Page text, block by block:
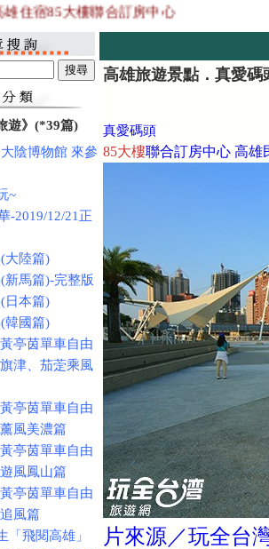
住宿85大樓聯合訂房中心
遊》(*39篇)
陰博物館 來參
~
-2019/12/21正
大陸篇)
新馬篇)-完整版
日本篇)
韓國篇)
亭茵單車自由
津、茄萣乘風
亭茵單車自由
風美濃篇
亭茵單車自由
風鳳山篇
亭茵單車自由
風篇
「飛閱高雄」
高雄旅遊景點．真愛碼
真愛碼頭
85大樓聯合訂房中心 高雄
片來源／玩全台